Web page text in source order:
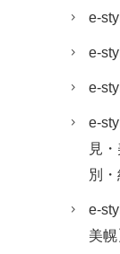
e-
e-
e-
e-
見
別
e-
美幌